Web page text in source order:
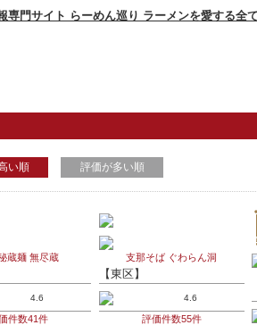
い順 評価が多い順
蔵麺 無尽蔵
4.6
件数41件
支那そば ぐわらん洞
【東区】
4.6
評価件数55件